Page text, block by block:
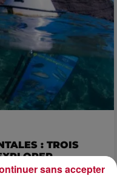
: TROIS
lourdes ni de diplômes
sans accepter